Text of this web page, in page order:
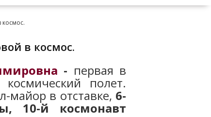
в космос.
- первая в
полет.
майор в отставке, 6-
10-й космонавт